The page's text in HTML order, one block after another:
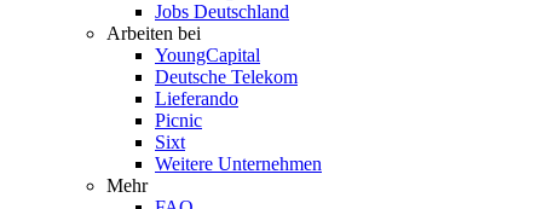
Jobs Deutschland
Arbeiten bei
YoungCapital
Deutsche Telekom
Lieferando
Picnic
Sixt
Weitere Unternehmen
Mehr